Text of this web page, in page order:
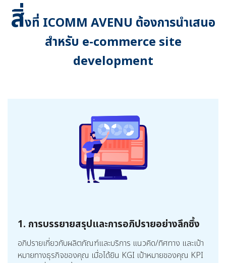
สิ่งที่ ICOMM AVENU ต้องการนำเสนอ
สำหรับ e-commerce site
development
1. การบรรยายสรุปและการอภิปรายอย่างลึกซึ้ง
อภิปรายเกี่ยวกับผลิตภัณฑ์และบริการ แนวคิด/ทิศทาง และเป้า
หมายทางธุรกิจของคุณ เมื่อได้ยิน KGI เป้าหมายของคุณ KPI